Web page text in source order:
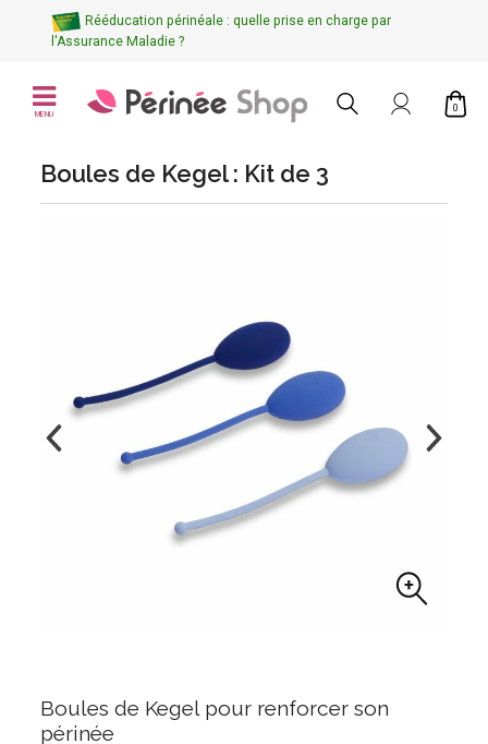
Rééducation périnéale : quelle prise en charge par
l'Assurance Maladie ?
MENU
0
Boules de Kegel : Kit de 3
Boules de Kegel pour renforcer son
périnée